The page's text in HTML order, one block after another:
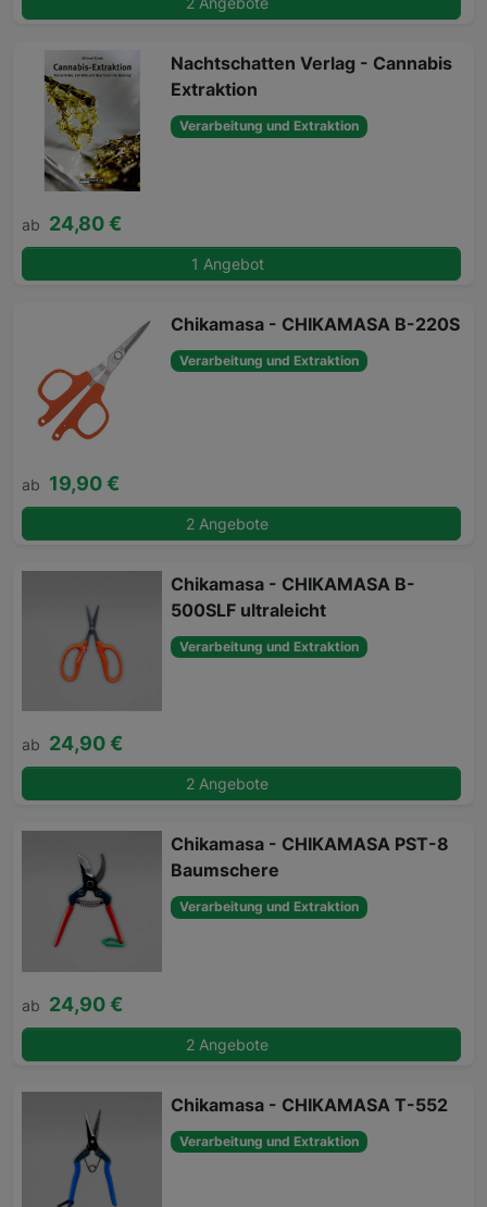
Nachtschatten Verlag - Cannabis
Extraktion
Verarbeitung und Extraktion
ab 24,80 €
1 Angebot
Chikamasa - CHIKAMASA B-220S
Verarbeitung und Extraktion
ab 19,90 €
2 Angebote
Chikamasa - CHIKAMASA B-
500SLF ultraleicht
Verarbeitung und Extraktion
ab 24,90 €
2 Angebote
Chikamasa - CHIKAMASA PST-8
Baumschere
Verarbeitung und Extraktion
ab 24,90 €
2 Angebote
Chikamasa - CHIKAMASA T-552
Verarbeitung und Extraktion